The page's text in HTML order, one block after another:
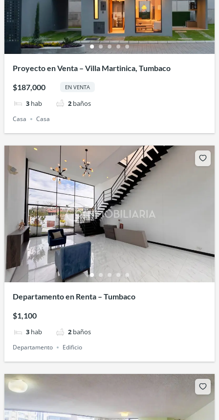
Proyecto en Venta – Villa Martinica, Tumbaco
$187,000 EN VENTA
3 hab 2 baños
Casa Casa
Departamento en Renta – Tumbaco
$1,100
3 hab 2 baños
Departamento Edificio